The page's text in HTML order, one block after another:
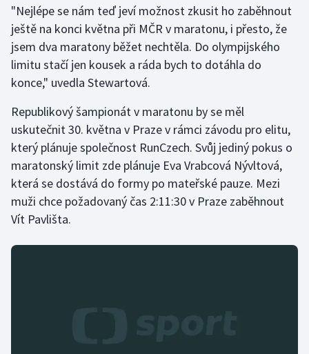
Judo
Krasobruslení
Lezení
Lyže a snowboard
Moderní pětiboj
Motorsport
Olympijské hry
"Nejlépe se nám teď jeví možnost zkusit ho zaběhnout
ještě na konci května při MČR v maratonu, i přesto, že
jsem dva maratony běžet nechtěla. Do olympijského
limitu stačí jen kousek a ráda bych to dotáhla do
konce," uvedla Stewartová.
Republikový šampionát v maratonu by se měl
uskutečnit 30. května v Praze v rámci závodu pro elitu,
který plánuje společnost RunCzech. Svůj jediný pokus o
maratonský limit zde plánuje Eva Vrabcová Nývltová,
která se dostává do formy po mateřské pauze. Mezi
muži chce požadovaný čas 2:11:30 v Praze zaběhnout
Vít Pavlišta.